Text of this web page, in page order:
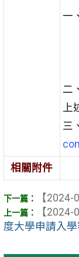
一
二
上
三
相關附件
【2024-
【2024-
度大學申請入學